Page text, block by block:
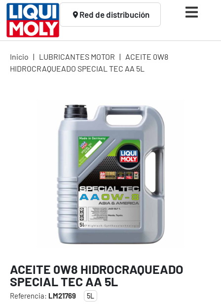
Red de distribución
Inicio | LUBRICANTES MOTOR | ACEITE 0W8
HIDROCRAQUEADO SPECIAL TEC AA 5L
ACEITE 0W8 HIDROCRAQUEADO
SPECIAL TEC AA 5L
Referencia: LM21769 5L